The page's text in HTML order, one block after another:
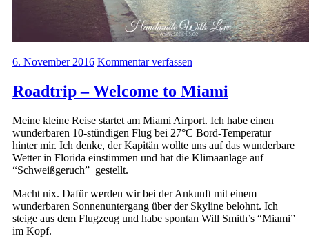
6. November 2016 Kommentar verfassen
Roadtrip – Welcome to Miami
Meine kleine Reise startet am Miami Airport. Ich habe einen
wunderbaren 10-stündigen Flug bei 27°C Bord-Temperatur
hinter mir. Ich denke, der Kapitän wollte uns auf das wunderbare
Wetter in Florida einstimmen und hat die Klimaanlage auf
“Schweißgeruch” gestellt.
Macht nix. Dafür werden wir bei der Ankunft mit einem
wunderbaren Sonnenuntergang über der Skyline belohnt. Ich
steige aus dem Flugzeug und habe spontan Will Smith’s “Miami”
im Kopf.